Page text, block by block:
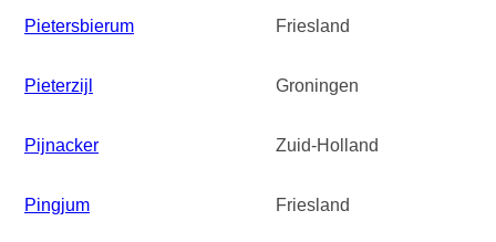
Pietersbierum Friesland
Pieterzijl Groningen
Pijnacker Zuid-Holland
Pingjum Friesland